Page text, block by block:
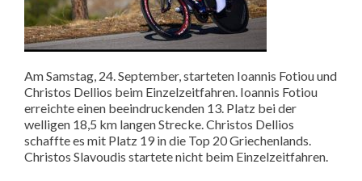
Am Samstag, 24. September, starteten Ioannis Fotiou und
Christos Dellios beim Einzelzeitfahren. Ioannis Fotiou
erreichte einen beeindruckenden 13. Platz bei der
welligen 18,5 km langen Strecke. Christos Dellios
schaffte es mit Platz 19 in die Top 20 Griechenlands.
Christos Slavoudis startete nicht beim Einzelzeitfahren.